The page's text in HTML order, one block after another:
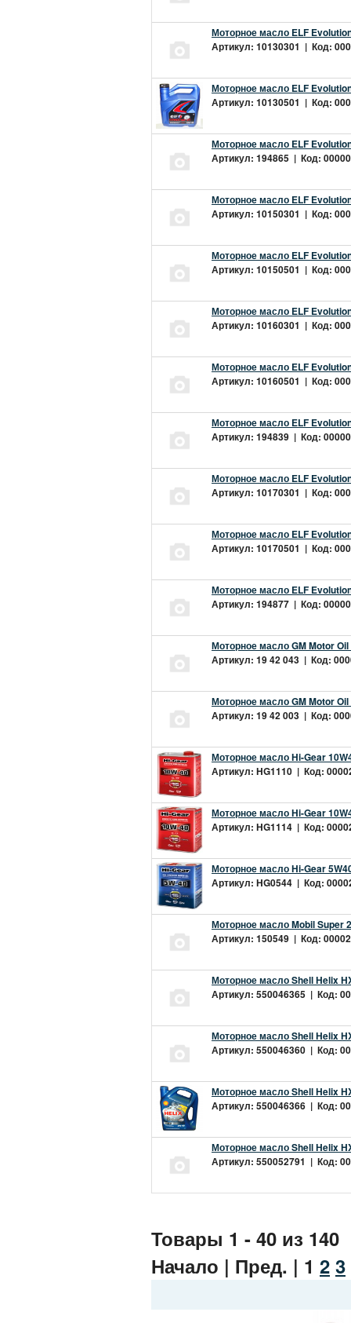
Моторное масло ELF
Артикул: 10130301 | Код:
Моторное масло ELF
Артикул: 10130501 | Код:
Моторное масло ELF
Артикул: 194865 | Код:
Моторное масло ELF
Артикул: 10150301 | Код:
Моторное масло ELF
Артикул: 10150501 | Код:
Моторное масло ELF
Артикул: 10160301 | Код:
Моторное масло ELF
Артикул: 10160501 | Код:
Моторное масло ELF
Артикул: 194839 | Код:
Моторное масло ELF
Артикул: 10170301 | Код:
Моторное масло ELF
Артикул: 10170501 | Код:
Моторное масло ELF
Артикул: 194877 | Код:
Моторное масло GM Motor Oil
Артикул: 19 42 043 | Код:
Моторное масло GM Motor
Артикул: 19 42 003 | Код:
Моторное масло Hi-Gear
Артикул: HG1110 | Код:
Моторное масло Hi-Gear
Артикул: HG1114 | Код:
Моторное масло Hi-Gear
Артикул: HG0544 | Код:
Моторное масло Mobil Super
Артикул: 150549 | Код:
Моторное масло Shell Helix
Артикул: 550046365 | Код:
Моторное масло Shell Helix
Артикул: 550046360 | Код:
Моторное масло Shell Helix
Артикул: 550046366 | Код:
Моторное масло Shell Helix
Артикул: 550052791 | Код:
Товары 1 - 40 из 140
Начало | Пред. | 1 2 3